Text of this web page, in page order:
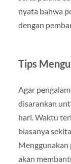
nyata bahwa
dengan
Tips
Agar
disarankan
hari. Waktu
biasanya
Menggunakan
akan